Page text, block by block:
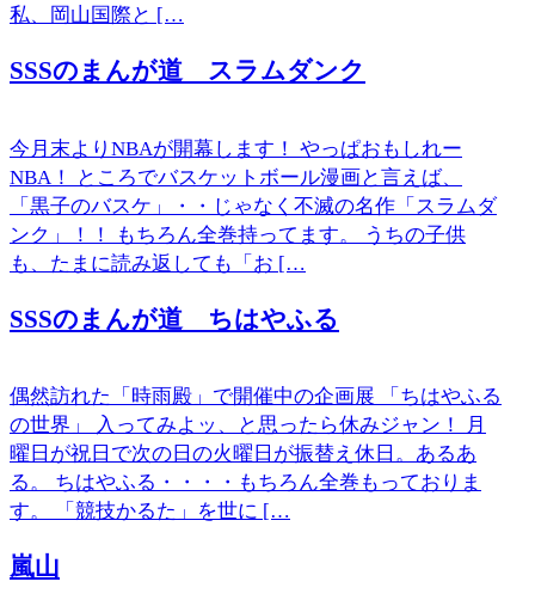
私、岡山国際と […
SSSのまんが道 スラムダンク
今月末よりNBAが開幕します！ やっぱおもしれー
NBA！ ところでバスケットボール漫画と言えば、
「黒子のバスケ」・・じゃなく不滅の名作「スラムダ
ンク」！！ もちろん全巻持ってます。 うちの子供
も、たまに読み返しても「お […
SSSのまんが道 ちはやふる
偶然訪れた「時雨殿」で開催中の企画展 「ちはやふる
の世界」 入ってみよッ、と思ったら休みジャン！ 月
曜日が祝日で次の日の火曜日が振替え休日。あるあ
る。 ちはやふる・・・・もちろん全巻もっておりま
す。 「競技かるた」を世に […
嵐山